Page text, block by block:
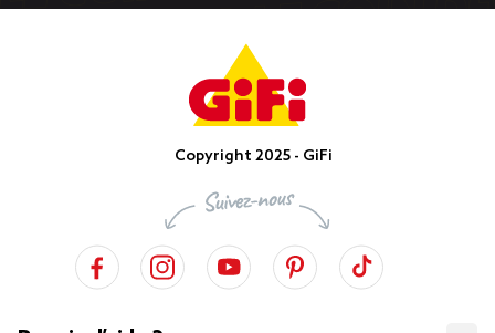
Copyright 2025 - GiFi